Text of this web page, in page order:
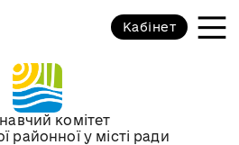
комітет
районної у місті ради
Кабінет
голови за 2017 рік